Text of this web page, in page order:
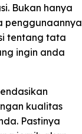
Bukan hanya
penggunaannya
tentang tata
ingin anda
kualitas
Pastinya